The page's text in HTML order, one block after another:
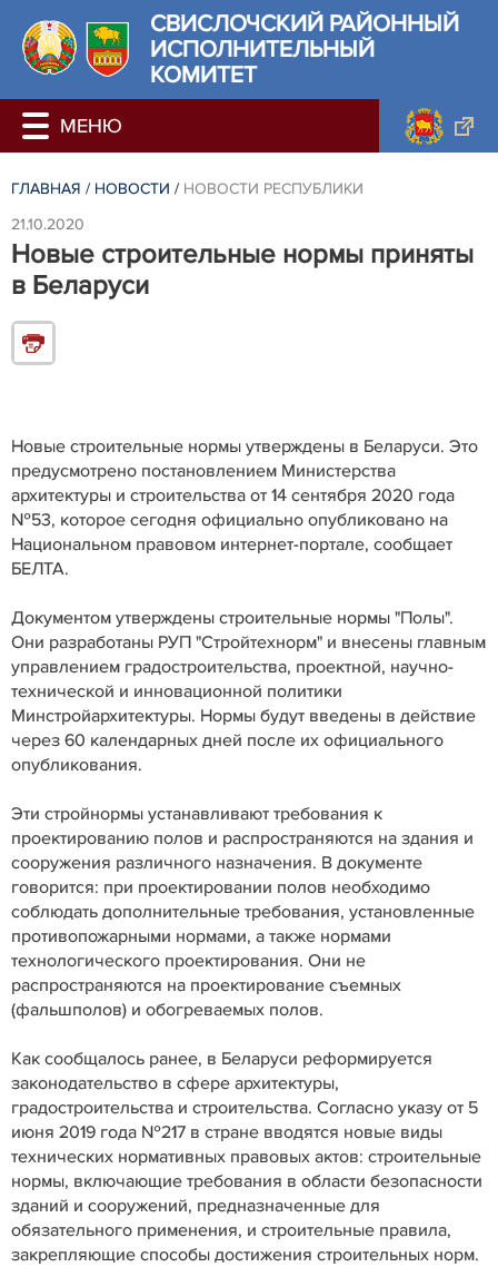
СВИСЛОЧСКИЙ РАЙОННЫЙ
ИСПОЛНИТЕЛЬНЫЙ
КОМИТЕТ
ГЛАВНАЯ / НОВОСТИ / НОВОСТИ РЕСПУБЛИКИ
21.10.2020
Новые строительные нормы приняты
в Беларуси
Новые строительные нормы утверждены в Беларуси. Это
предусмотрено постановлением Министерства
архитектуры и строительства от 14 сентября 2020 года
№53, которое сегодня официально опубликовано на
Национальном правовом интернет-портале, сообщает
БЕЛТА.
Документом утверждены строительные нормы "Полы".
Они разработаны РУП "Стройтехнорм" и внесены главным
управлением градостроительства, проектной, научно-
технической и инновационной политики
Минстройархитектуры. Нормы будут введены в действие
через 60 календарных дней после их официального
опубликования.
Эти стройнормы устанавливают требования к
проектированию полов и распространяются на здания и
сооружения различного назначения. В документе
говорится: при проектировании полов необходимо
соблюдать дополнительные требования, установленные
противопожарными нормами, а также нормами
технологического проектирования. Они не
распространяются на проектирование съемных
(фальшполов) и обогреваемых полов.
Как сообщалось ранее, в Беларуси реформируется
законодательство в сфере архитектуры,
градостроительства и строительства. Согласно указу от 5
июня 2019 года №217 в стране вводятся новые виды
технических нормативных правовых актов: строительные
нормы, включающие требования в области безопасности
зданий и сооружений, предназначенные для
обязательного применения, и строительные правила,
закрепляющие способы достижения строительных норм.